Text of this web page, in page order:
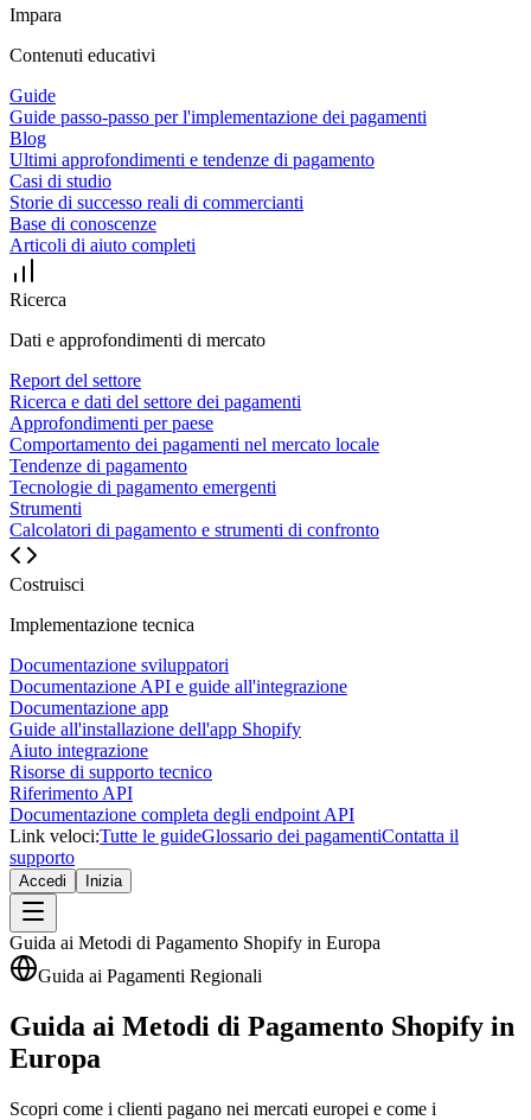
Impara
Contenuti educativi
Guide
Guide passo-passo per l'implementazione dei pagamenti
Blog
Ultimi approfondimenti e tendenze di pagamento
Casi di studio
Storie di successo reali di commercianti
Base di conoscenze
Articoli di aiuto completi
Ricerca
Dati e approfondimenti di mercato
Report del settore
Ricerca e dati del settore dei pagamenti
Approfondimenti per paese
Comportamento dei pagamenti nel mercato locale
Tendenze di pagamento
Tecnologie di pagamento emergenti
Strumenti
Calcolatori di pagamento e strumenti di confronto
Costruisci
Implementazione tecnica
Documentazione sviluppatori
Documentazione API e guide all'integrazione
Documentazione app
Guide all'installazione dell'app Shopify
Aiuto integrazione
Risorse di supporto tecnico
Riferimento API
Documentazione completa degli endpoint API
Link veloci:Tutte le guideGlossario dei pagamentiContatta il
supporto
Accedi Inizia
Guida ai Metodi di Pagamento Shopify in Europa
Guida ai Pagamenti Regionali
Guida ai Metodi di Pagamento Shopify in
Europa
Scopri come i clienti pagano nei mercati europei e come i